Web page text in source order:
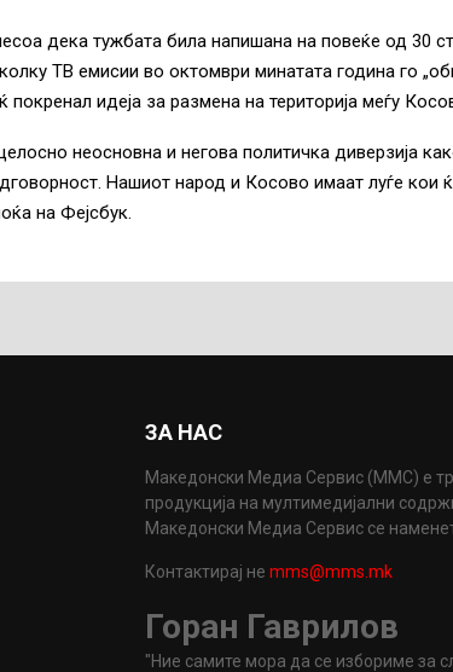
дека тужбата била напишана на повеќе од 30
ТВ емисии во октомври минатата година го
идеја за размена на територија меѓу
неосновна и негова политичка диверзија
Нашиот народ и Косово имаат луѓе кои
на Фејсбук.
ЗА НАС
Македонски Медиа Сервис (ММС) е
продукција на мултимедијални
Македонски Медиа Сервис се
Контактирај неmms@mms.mk
Горан Гаврилов
"Ние самите мора да се избориме за